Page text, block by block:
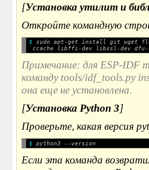
[Установка утилит и
Откройте командную
$ sudo apt-get install git wget
Примечание: для ESP-IDF
команду tools/idf_tools.py
она еще не установлена.
[Установка Python 3]
Проверьте, какая версия
$
Если эта команда